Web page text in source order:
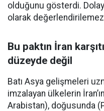
olduğunu gösterdi.
olarak
Bu paktın İran
düzeyde değil
Batı Asya gelişmeleri
imzalayan ülkelerin
Arabistan), doğusunda